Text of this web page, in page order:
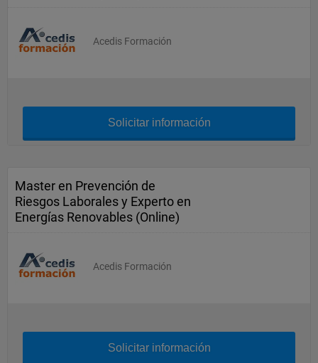
Acedis Formación
Solicitar información
Master en Prevención de
Riesgos Laborales y Experto en
Energías Renovables (Online)
Acedis Formación
Solicitar información